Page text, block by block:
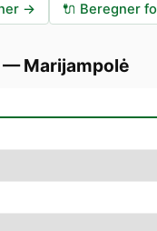
→ 🔌 Beregner
—Marijampolė